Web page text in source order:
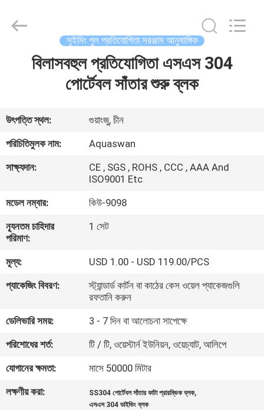
আমাদের
সম্পর্কে
কারখানা
ভ্রমণ
মান
নিয়ন্ত্রণ
যোগাযোগ
করুন
উদ্ধৃতির
জন্য
co,.ltd.
সুইমিং পুল প্রতিযোগিতা সরঞ্জাম আনুষাঙ্গিক
বিলাসবহুল প্রতিযোগিতা এসএস 304
পোর্টেবল সাঁতার শুরু ব্লক
উৎপত্তি স্থল:
গুয়াংজু, চীন
পরিচিতিমুলক নাম:
Aquaswan
সাক্ষ্যদান:
CE , SGS , ROHS , CCC , AAA And
ISO9001 Etc
মডেল নম্বার:
কিউ-9098
ন্যূনতম চাহিদার
পরিমাণ:
1 সেট
মূল্য:
USD 1.00 - USD 119.00/PCS
প্যাকেজিং বিবরণ:
স্ট্যান্ডার্ড কার্টন বা কাঠের কেস ওয়েল প্যাকেজগুলি
রফতানি করুন
ডেলিভারি সময়:
3 - 7 দিন বা আলোচনা সাপেক্ষে
পরিশোধের শর্ত:
টি / টি, ওয়েস্টার্ন ইউনিয়ন, ওয়েচ্যাট, আলিপে
যোগানের ক্ষমতা:
মাসে 50000 মিটার
লক্ষণীয় করা:
SS304 পোর্টেবল সাঁতার কাটা প্রারম্ভিক ব্লক,
এসএস 304 ডাইভিং ব্লক